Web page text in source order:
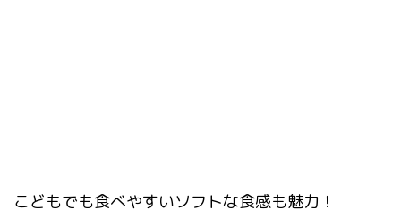
こどもでも食べやすいソフトな食感も魅力！